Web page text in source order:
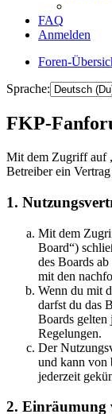
FAQ
Anmelden
Foren-
Sprache:
FKP-
Mit dem Zugriff auf
Betreiber ein
1.
Mit dem
Board“)
des Boards
mit den
Wenn du mit
darfst du das
Boards gelten
Regelungen.
Der
und kann von
jederzeit
2. Einräumung